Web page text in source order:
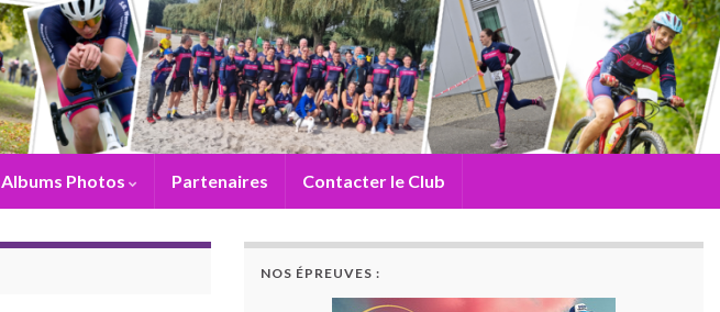
Albums Photos Partenaires Contacter le Club
NOS ÉPREUVES :